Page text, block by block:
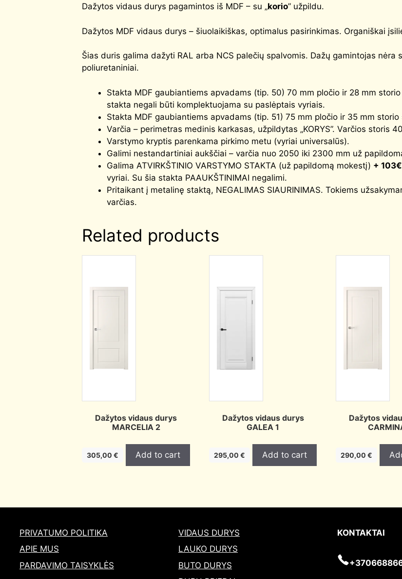
Dažytos vidaus durys pagamintos iš MDF – su „korio” užpildu.
Dažytos MDF vidaus durys – šiuolaikiškas, optimalus pasirinkimas. Organiškai
Šias duris galima dažyti RAL arba NCS palečių spalvomis. Dažų gamintojas
poliuretaniniai.
Stakta MDF gaubiantiems apvadams (tip. 50) 70 mm pločio ir 28 mm
stakta negali būti komplektuojama su paslėptais vyriais.
Stakta MDF gaubiantiems apvadams (tip. 51) 75 mm pločio ir 35 mm
Varčia – perimetras medinis karkasas, užpildytas „KORYS”. Varčios storis
Varstymo kryptis parenkama pirkimo metu (vyriai universalūs).
Galimi nestandartiniai aukščiai – varčia nuo 2050 iki 2300 mm už
Galima ATVIRKŠTINIO VARSTYMO STAKTA (už papildomą mokestį) + 103€
vyriai. Su šia stakta PAAUKŠTINIMAI negalimi.
Pritaikant į metalinę staktą, NEGALIMAS SIAURINIMAS. Tokiems
varčias.
Related products
Dažytos vidaus durys
MARCELIA 2
305,00€ Add to cart
Dažytos vidaus durys
GALEA 1
295,00€ Add to cart
Dažytos
290,00€
PRIVATUMO POLITIKA
APIE MUS
PARDAVIMO TAISYKLĖS
VIDAUS DURYS
LAUKO DURYS
BUTO DURYS
KONTAKTAI